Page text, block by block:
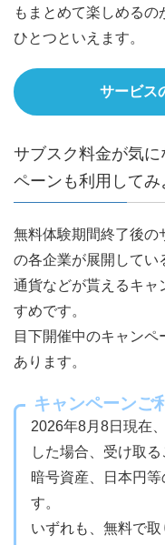
もまとめて楽しめる
ひとつといえます。
サービス
サブスク料金が気
ペーンも利用してみ
無料体験期間終了後の
の各企業が展開してい
通貨などが貰えるキャ
すめです。
目下開催中のキャン
あります。
キャンペーンご
2026年8月8日現在
した場合、受け取
暗号資産、日本円等
す。
いずれも、無料で